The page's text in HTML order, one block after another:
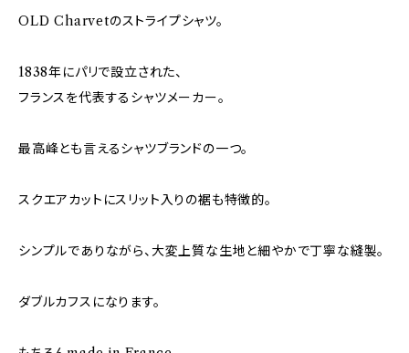
OLD Charvetのストライプシャツ。
1838年にパリで設立された、
フランスを代表するシャツメーカー。
最高峰とも言えるシャツブランドの一つ。
スクエアカットにスリット入りの裾も特徴的。
シンプルでありながら、大変上質な生地と細やかで丁寧な縫製。
ダブルカフスになります。